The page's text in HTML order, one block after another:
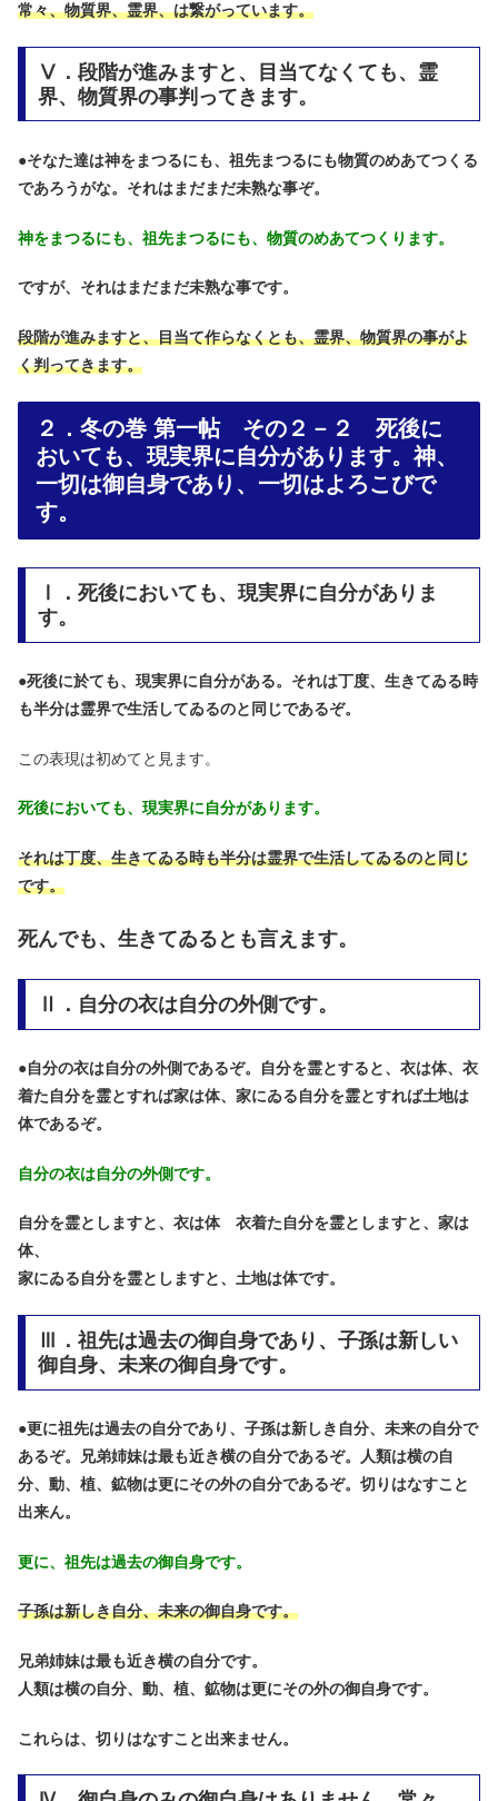
常々、物質界、霊界、は繋がっています。
Ⅴ．段階が進みますと、目当てなくても、霊
界、物質界の事判ってきます。
●そなた達は神をまつるにも、祖先まつるにも物質のめあてつくる
であろうがな。それはまだまだ未熟な事ぞ。
神をまつるにも、祖先まつるにも、物質のめあてつくります。
ですが、それはまだまだ未熟な事です。
段階が進みますと、目当て作らなくとも、霊界、物質界の事がよ
く判ってきます。
２．冬の巻 第一帖 その２－２ 死後に
おいても、現実界に自分があります。神、
一切は御自身であり、一切はよろこびで
す。
Ⅰ．死後においても、現実界に自分がありま
す。
●死後に於ても、現実界に自分がある。それは丁度、生きてゐる時
も半分は霊界で生活してゐるのと同じであるぞ。
この表現は初めてと見ます。
死後においても、現実界に自分があります。
それは丁度、生きてゐる時も半分は霊界で生活してゐるのと同じ
です。
死んでも、生きてゐるとも言えます。
Ⅱ．自分の衣は自分の外側です。
●自分の衣は自分の外側であるぞ。自分を霊とすると、衣は体、衣
着た自分を霊とすれば家は体、家にゐる自分を霊とすれば土地は
体であるぞ。
自分の衣は自分の外側です。
自分を霊としますと、衣は体 衣着た自分を霊としますと、家は
体、
家にゐる自分を霊としますと、土地は体です。
Ⅲ．祖先は過去の御自身であり、子孫は新しい
御自身、未来の御自身です。
●更に祖先は過去の自分であり、子孫は新しき自分、未来の自分で
あるぞ。兄弟姉妹は最も近き横の自分であるぞ。人類は横の自
分、動、植、鉱物は更にその外の自分であるぞ。切りはなすこと
出来ん。
更に、祖先は過去の御自身です。
子孫は新しき自分、未来の御自身です。
兄弟姉妹は最も近き横の自分です。
人類は横の自分、動、植、鉱物は更にその外の御自身です。
これらは、切りはなすこと出来ません。